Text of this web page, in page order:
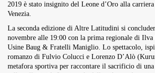
2019 è stato insignito del Leone d’Oro alla
Venezia.
La seconda edizione di Altre Latitudini si
novembre alle 19:00 con la prima regionale di
Usine Baug & Fratelli Maniglio. Lo spettacolo,
romanzo di Fulvio Colucci e Lorenzo D’Alò
metafora sportiva per raccontare il sacrificio di